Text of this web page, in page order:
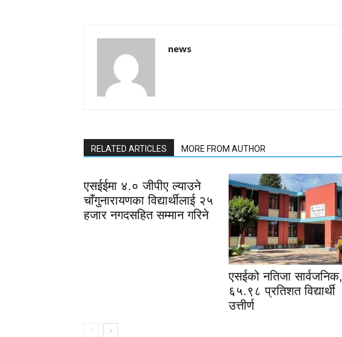
news
RELATED ARTICLES MORE FROM AUTHOR
एसईईमा ४.० जीपीए ल्याउने
चाँगुनारायणका विद्यार्थीलाई २५
हजार नगदसहित सम्मान गरिने
एसईको नतिजा सार्वजनिक,
६५.९८ प्रतिशत विद्यार्थी
उत्तीर्ण